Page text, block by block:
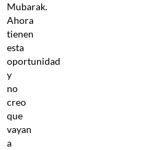
Mubarak.
Ahora
tienen
esta
oportunidad
y
no
creo
que
vayan
a